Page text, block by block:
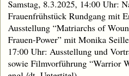
Samstag, 8.3.2025, 14:00 Uhr:
Frauenfrühstück Rundgang mit
Ausstellung “Matriarchs of
Frauen-Power” mit Monika
17:00 Uhr: Ausstellung und
sowie Filmvorführung “Warrior